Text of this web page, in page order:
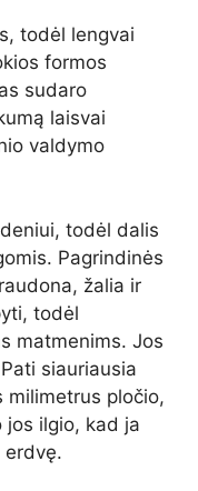
todėl lengvai
formos
sudaro
laisvai
valdymo
todėl dalis
Pagrindinės
žalia ir
todėl
matmenims. Jos
siauriausia
milimetrus pločio,
ilgio, kad ja
erdvę.